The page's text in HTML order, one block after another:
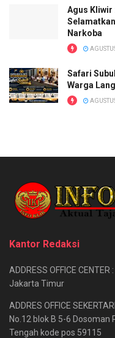
Agus Kliwir
Narkoba
Safari
Warga
Kantor Redaksi
ADDRESS OFFICE
Jakarta Timur
ADDRES OFFICE
No.12 blok B 5-6
Tengah kode pos 59115